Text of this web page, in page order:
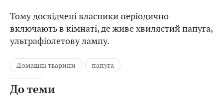
Тому досвідчені власники періодично
включають в кімнаті, де живе хвилястий папуга,
ультрафіолетову лампу.
Домашні тварини папуга
До теми